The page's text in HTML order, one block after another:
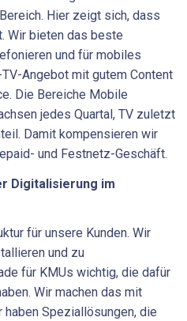
Hier zeigt sich, dass
Wir bieten das beste
und für mobiles
Angebot mit gutem Content
Die Bereiche Mobile
jedes Quartal, TV zuletzt
Damit kompensieren wir
und Festnetz-Geschäft.
Digitalisierung im
für unsere Kunden. Wir
und zu
für KMUs wichtig, die dafür
Wir machen das mit
haben Speziallösungen, die